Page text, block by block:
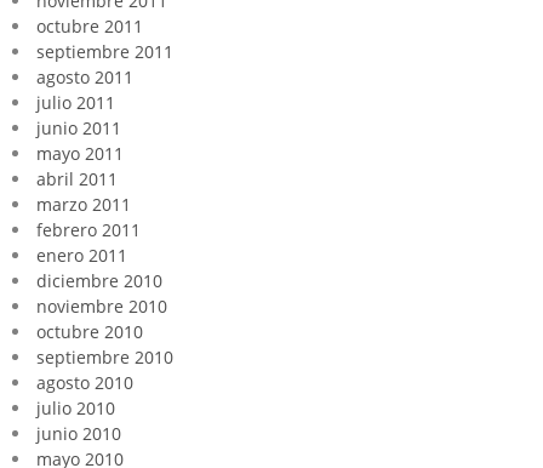
octubre 2011
septiembre 2011
agosto 2011
julio 2011
junio 2011
mayo 2011
abril 2011
marzo 2011
febrero 2011
enero 2011
diciembre 2010
noviembre 2010
octubre 2010
septiembre 2010
agosto 2010
julio 2010
junio 2010
mayo 2010